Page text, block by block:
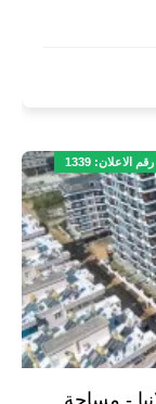
رقم الاعلان: 1339